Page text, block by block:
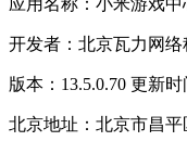
开发者：北京瓦力网络
版本：13.5.0.70 更新时
北京地址：北京市昌